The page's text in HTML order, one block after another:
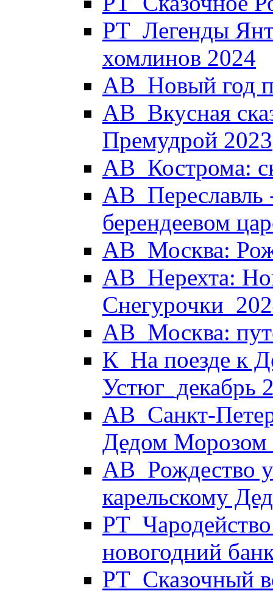
РТ_Легенды
хомлинов 2024
АВ_Новый год
АВ_Вкусная
Премудрой 2023
АВ_Кострома:
АВ_Переславль
берендеевом
АВ_Москва:
АВ_Нерехта:
АВ_Москва:
К_На поезде к
Устюг_декабрь
АВ_Санкт-
Дедом
АВ_Рождество
карельскому
новогодний
РТ_Сказочный